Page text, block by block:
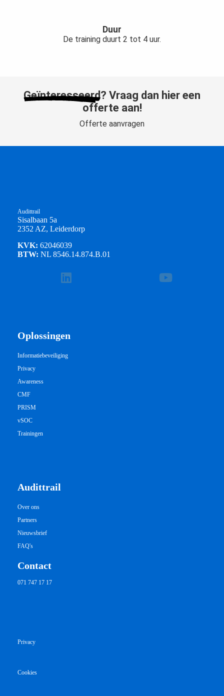
Duur
De training duurt 2 tot 4 uur.
Geïnteresseerd? Vraag dan hier een
offerte aan!
Offerte aanvragen
Audittrail
Sisalbaan 5a
2352 AZ, Leiderdorp
KVK: 62046039
BTW: NL 8546.14.874.B.01
Oplossingen
Informatiebeveiliging
Privacy
Awareness
CMF
PRISM
vSOC
Trainingen
Audittrail
Over ons
Partners
Nieuwsbrief
FAQ's
Contact
071 747 17 17
Privacy
Cookies